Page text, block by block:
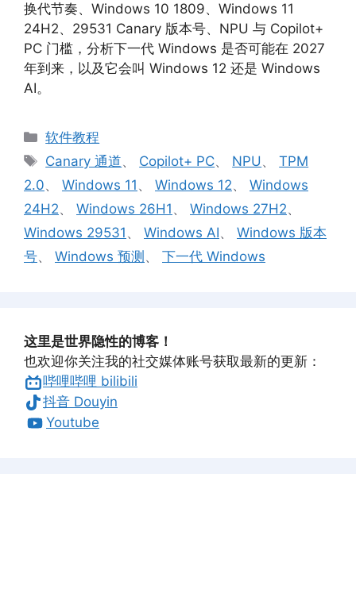
换代节奏、Windows 10 1809、Windows 11
24H2、29531 Canary 版本号、NPU 与 Copilot+
PC 门槛，分析下一代 Windows 是否可能在 2027
年到来，以及它会叫 Windows 12 还是 Windows
AI。
分
类
软件教程
标
Canary 通道、 Copilot+ PC、 NPU、TPM
2.0、 Windows 11 、 Windows 12、 Windows
24H2、 Windows 26H1 、 Windows 27H2、
Windows 29531 、 Windows AI、 Windows 版本
号、 Windows 预测 、 下一代 Windows
这里是世界隐性的博客！
也欢迎你关注我的社交媒体账号获取最新的更新：
哔哩哔哩 bilibili
抖音 Douyin
Youtube